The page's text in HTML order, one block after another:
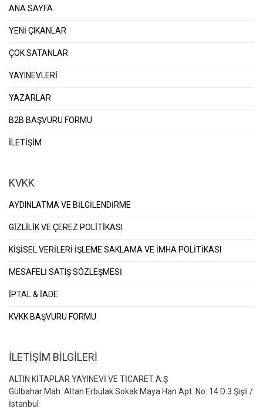
ANA SAYFA
YENİ ÇIKANLAR
ÇOK SATANLAR
YAYINEVLERİ
YAZARLAR
B2B BAŞVURU FORMU
İLETİŞİM
KVKK
AYDINLATMA VE BİLGİLENDİRME
GİZLİLİK VE ÇEREZ POLİTİKASI
KİŞİSEL VERİLERİ İŞLEME SAKLAMA VE İMHA POLİTİKASI
MESAFELİ SATIŞ SÖZLEŞMESİ
İPTAL & İADE
KVKK BAŞVURU FORMU
İLETİŞİM BİLGİLERİ
ALTIN KİTAPLAR YAYINEVİ VE TİCARET A.Ş
Gülbahar Mah. Altan Erbulak Sokak Maya Han Apt. No: 14 D 3 Şişli /
İstanbul